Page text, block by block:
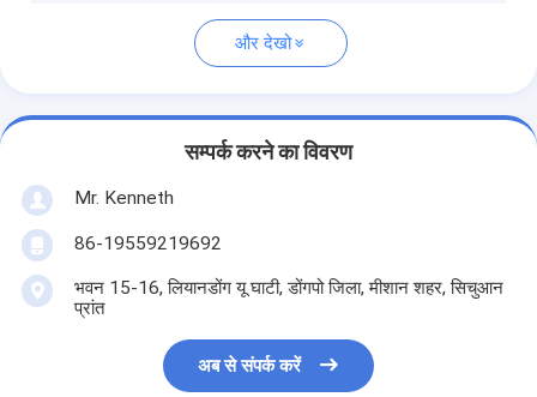
और देखो
सम्पर्क करने का विवरण
Mr. Kenneth
86-19559219692
भवन 15-16, लियानडोंग यू घाटी, डोंगपो जिला, मीशान शहर, सिचुआन
प्रांत
अब से संपर्क करें